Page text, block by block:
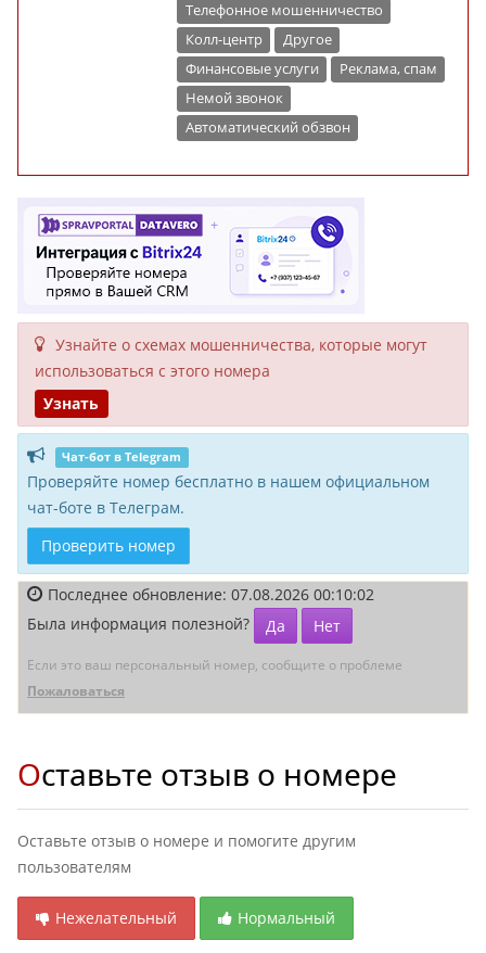
Телефонное мошенничество
Колл-центр
Другое
Финансовые услуги
Реклама, спам
Немой звонок
Автоматический обзвон
Узнайте о схемах мошенни­чества, кото­рые могут
исполь­зоваться с этого номера
Узнать
Чат-бот в Telegram
Проверяйте номер бесплатно в нашем официальном
чат-боте в Телеграм.
Проверить номер
Последнее обновление: 07.08.2026 00:10:02
Была информация полезной?
Да Нет
Если это ваш персональный номер, сообщите о проблеме
Пожаловаться
Оставьте отзыв о номере
Оставьте отзыв о номере и помогите другим
пользователям
Нежелательный Нормальный